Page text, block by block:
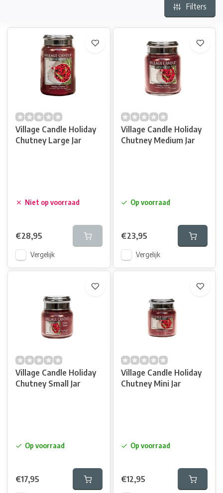
Filters
Village Candle Holiday
Chutney Large Jar
Niet op voorraad
€28,95
Vergelijk
Village Candle Holiday
Chutney Medium Jar
Op voorraad
€23,95
Vergelijk
Village Candle Holiday
Chutney Small Jar
Op voorraad
€17,95
Village Candle Holiday
Chutney Mini Jar
Op voorraad
€12,95